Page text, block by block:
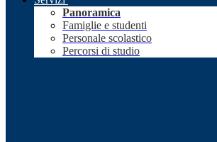
Panoramica
Famiglie e studenti
Personale scolastico
Percorsi di studio